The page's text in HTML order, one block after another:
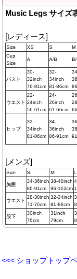
Music Legs サイズ
[レディース]
Size XS S M
Cup
Size
A A/B
バスト
30-
32inch
76-81cm
32-
34inch
81-86cm
ウエスト
22-
24inch
56-61cm
24-
26inch
61-66cm
ヒップ
32-
34inch
81-86cm
34-
36inch
86-91cm
[メンズ]
Size S M L
胸囲
34-36inch
86-91cm
38-40inch
96-102cm
ウエスト
28-30inch
71-76cm
32-34inch
81-86cm
股下
30inch
76cm
31inch
79cm
<<< ショップトップ